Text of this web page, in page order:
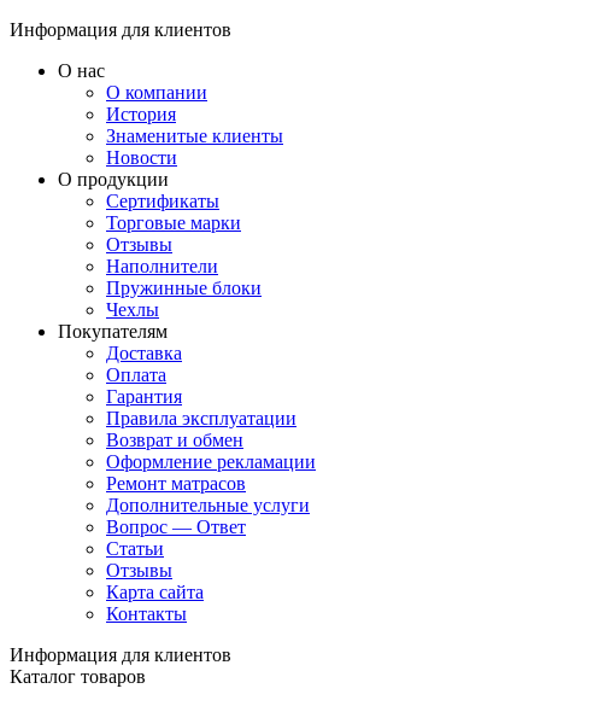
Информация для клиентов
О нас
О компании
История
Знаменитые клиенты
Новости
О продукции
Сертификаты
Торговые марки
Отзывы
Наполнители
Пружинные блоки
Чехлы
Покупателям
Доставка
Оплата
Гарантия
Правила эксплуатации
Возврат и обмен
Оформление рекламации
Ремонт матрасов
Дополнительные услуги
Вопрос — Ответ
Статьи
Отзывы
Карта сайта
Контакты
Информация для клиентов
Каталог товаров